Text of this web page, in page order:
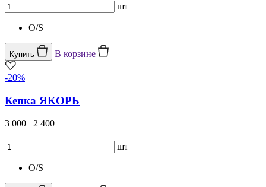
шт
O/S
Купить В корзине
-20%
Кепка ЯКОРЬ
3 000 2 400
шт
O/S